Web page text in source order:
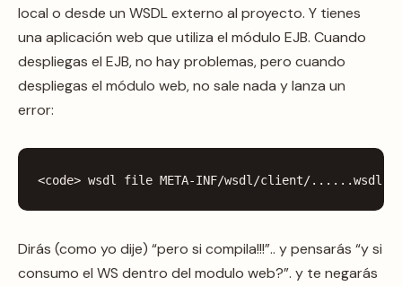
local o desde un WSDL externo al proyecto. Y tienes
una aplicación web que utiliza el módulo EJB. Cuando
despliegas el EJB, no hay problemas, pero cuando
despliegas el módulo web, no sale nada y lanza un
error:
<code> wsdl file META-INF/wsdl /client/......wsdl
Dirás (como yo dije) “pero si compila!!!”.. y pensarás “y si
consumo el WS dentro del modulo web?”. y te negarás